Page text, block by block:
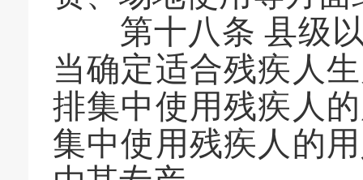
第十八条 县级以
当确定适合残疾人
排集中使用残疾人
集中使用残疾人的